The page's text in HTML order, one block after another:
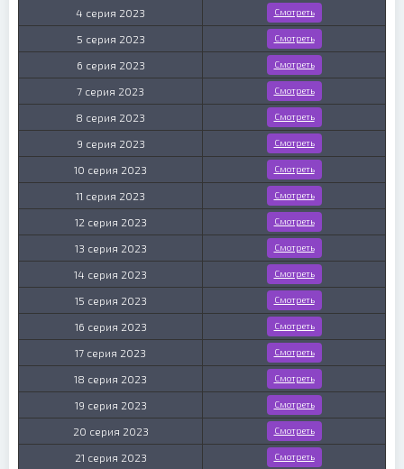
4 серия 2023 Смотреть
5 серия 2023 Смотреть
6 серия 2023 Смотреть
7 серия 2023 Смотреть
8 серия 2023 Смотреть
9 серия 2023 Смотреть
10 серия 2023 Смотреть
11 серия 2023 Смотреть
12 серия 2023 Смотреть
13 серия 2023 Смотреть
14 серия 2023 Смотреть
15 серия 2023 Смотреть
16 серия 2023 Смотреть
17 серия 2023 Смотреть
18 серия 2023 Смотреть
19 серия 2023 Смотреть
20 серия 2023 Смотреть
21 серия 2023 Смотреть